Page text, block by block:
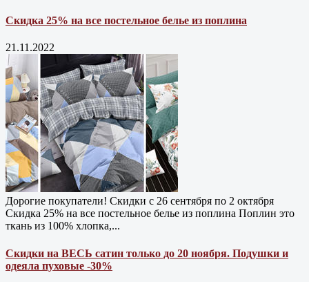
Скидка 25% на все постельное белье из поплина
21.11.2022
Дорогие покупатели! Скидки с 26 сентября по 2 октября
Скидка 25% на все постельное белье из поплина Поплин это
ткань из 100% хлопка,...
Скидки на ВЕСЬ сатин только до 20 ноября. Подушки и
одеяла пуховые -30%